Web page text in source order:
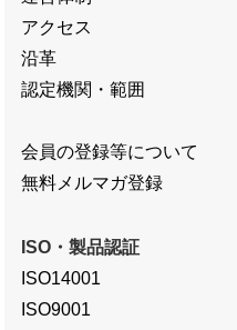
アクセス
沿革
認定機関・範囲
会員の登録等について
無料メルマガ登録
ISO・製品認証
ISO14001
ISO9001